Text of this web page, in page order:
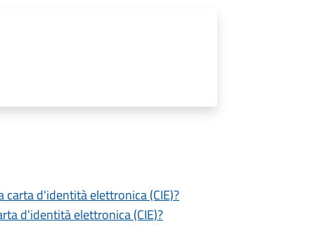
carta d'identità elettronica (CIE)?
d'identità elettronica (CIE)?